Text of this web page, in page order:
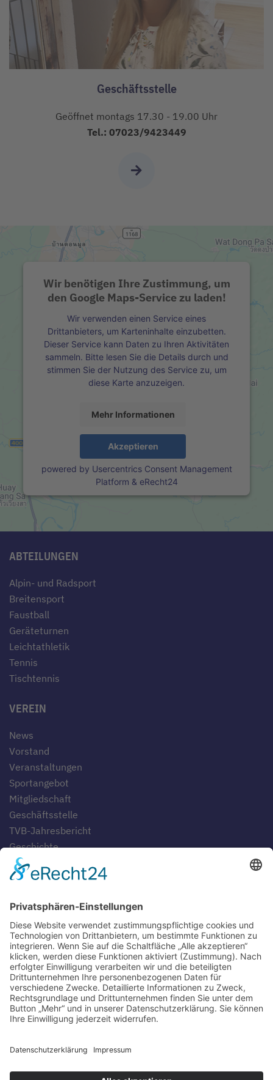
Geschäftsstelle
Geöffnet montags 17.30 - 19.00 Uhr
Tel.: 07023/9423449
Wir benötigen Ihre Zustimmung, um
den Google Maps-Service zu laden!
Wir verwenden einen Service eines
Drittanbieters, um Karteninhalte einzubetten.
Dieser Service kann Daten zu Ihren Aktivitäten
sammeln. Bitte lesen Sie die Details durch und
stimmen Sie der Nutzung des Service zu, um
diese Karte anzuzeigen.
Mehr Informationen
Akzeptieren
powered by Usercentrics Consent Management
Platform & eRecht24
ABTEILUNGEN
Alpin- und Radsport
Breitensport
Faustball
Geräteturnen
Leichtathletik
Tennis
Tischtennis
VEREIN
News
Vorstand
Veranstaltungen
Sportangebot
Mitgliedschaft
Geschäftsstelle
TVB-Jahresbericht
Geschichte
Gaststätten
Blog
Downloads
Fotogalerien
Links
Anfahrt
Tippspiel
Datenschutzerklärung